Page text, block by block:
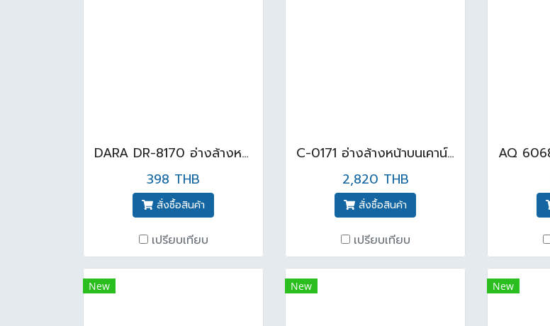
DARA DR-8170 อ่างล้างหน้ากลมแบบแขวน สีขาว
398 THB
สั่งซื้อสินค้า
เปรียบเทียบ
C-0171 อ่างล้างหน้าบนเคาน์เตอร์ สีขาว
2,820 THB
สั่งซื้อสินค้า
เปรียบเทียบ
New New New